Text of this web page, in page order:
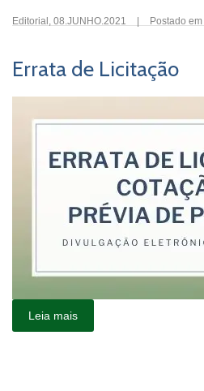
Editorial , 08.JUNHO.2021 Postado em
Errata de Licitação
Leia mais